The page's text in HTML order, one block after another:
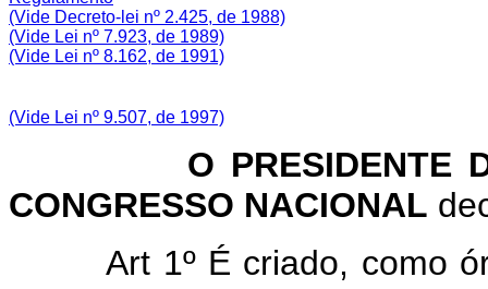
(Vide Decreto-lei nº 2.425, de 1988)
(Vide Lei nº 7.923, de 1989)
(Vide Lei nº 8.162, de 1991)
(Vide Lei nº 9.507, de 1997)
O PRESIDENTE DA
CONGRESSO NACIONAL
Art 1º É criado, como